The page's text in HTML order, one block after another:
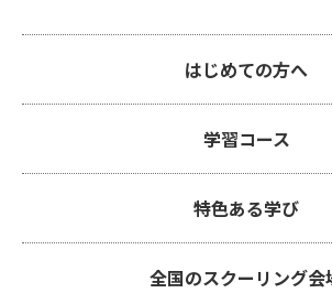
はじめての方へ
学習コース
特色ある学び
全国のスクーリング会